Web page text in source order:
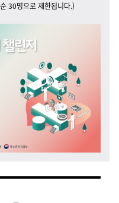
30명으로 제한됩니다.)